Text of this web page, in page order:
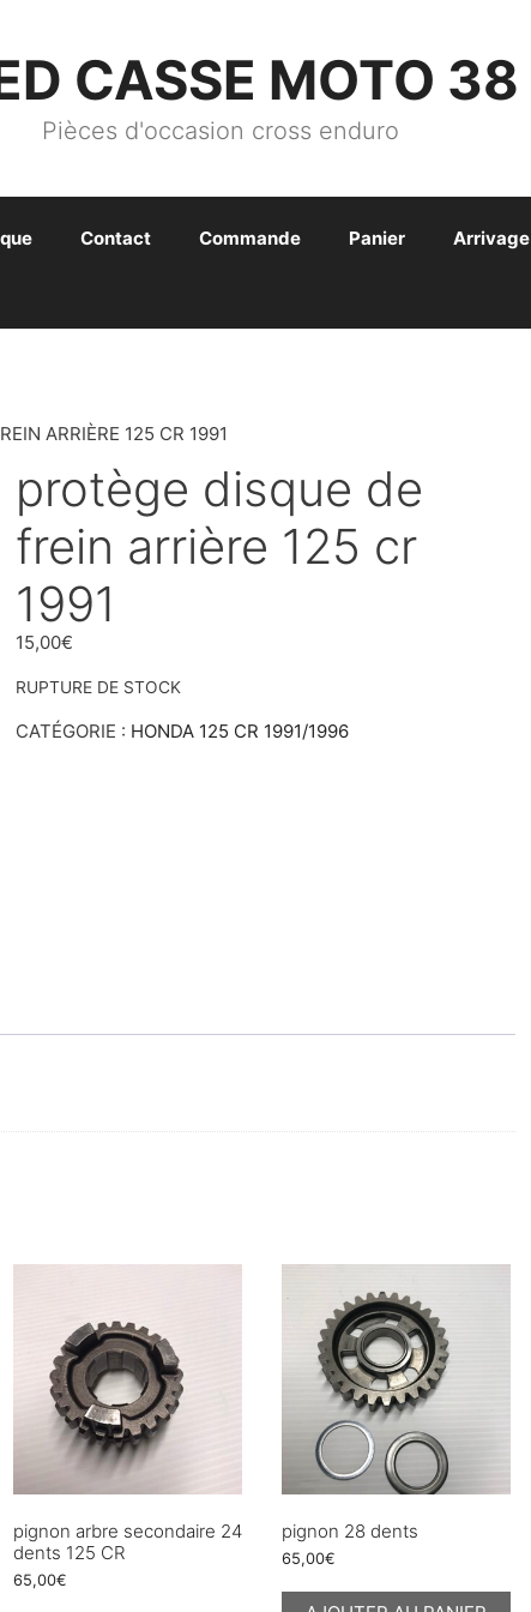
CASSE MOTO 38
Pièces d'occasion cross enduro
Contact Commande Panier Arrivage
ARRIÈRE 125 CR 1991
protège disque de
frein arrière 125 cr
1991
15,00€
RUPTURE DE STOCK
CATÉGORIE : HONDA 125 CR 1991/1996
pignon arbre secondaire 24
dents 125 CR
65,00€
pignon 28 dents
65,00€